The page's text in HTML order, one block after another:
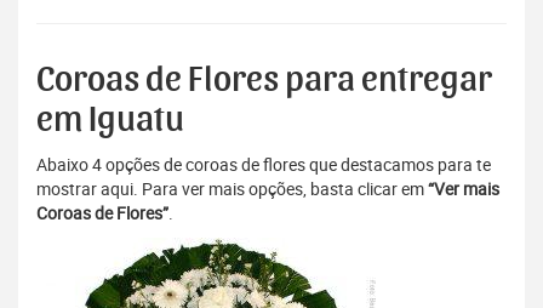
Coroas de Flores para entregar
em Iguatu
Abaixo 4 opções de coroas de flores que destacamos para te
mostrar aqui. Para ver mais opções, basta clicar em“Ver mais
Coroas de Flores”.